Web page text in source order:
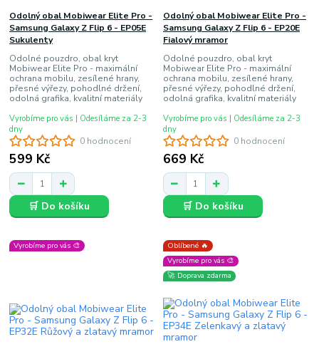
0 hodnocení
Odolný obal Mobiwear Elite Pro -
Samsung Galaxy Z Flip 6 - EP05E
Sukulenty
Odolné pouzdro, obal kryt
Mobiwear Elite Pro - maximální
ochrana mobilu, zesílené hrany,
přesné výřezy, pohodlné držení,
odolná grafika, kvalitní materiály
599 Kč
Vyrobíme pro vás | Odesíláme za 2-3
dny
🛒 Do košíku
0 hodnocení
Odolný obal Mobiwear Elite Pro -
Samsung Galaxy Z Flip 6 - EP20E
Fialový mramor
Odolné pouzdro, obal kryt
Mobiwear Elite Pro - maximální
ochrana mobilu, zesílené hrany,
přesné výřezy, pohodlné držení,
odolná grafika, kvalitní materiály
669 Kč
Vyrobíme pro vás | Odesíláme za 2-3
dny
🛒 Do košíku
Vyrobíme pro vás 🎨
Oblíbené 🔥
Vyrobíme pro vás 🎨
🚀 Doprava zdarma